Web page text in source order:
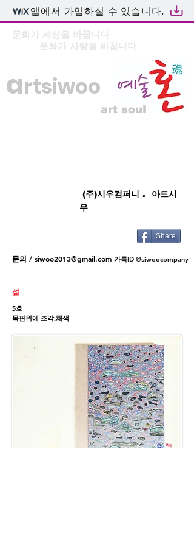
앱에서 가입하실 수 있습니다.
문화가 세상을 바꿉니다
문화가 사람을 바꿉니다
artsiwoo
art soul
(주)시우컴퍼니 . 아트시
우
Share
문의 / siwoo2013@gmail.com 카톡ID @siwoocompany
섬
5호
목판위에 조각.채색